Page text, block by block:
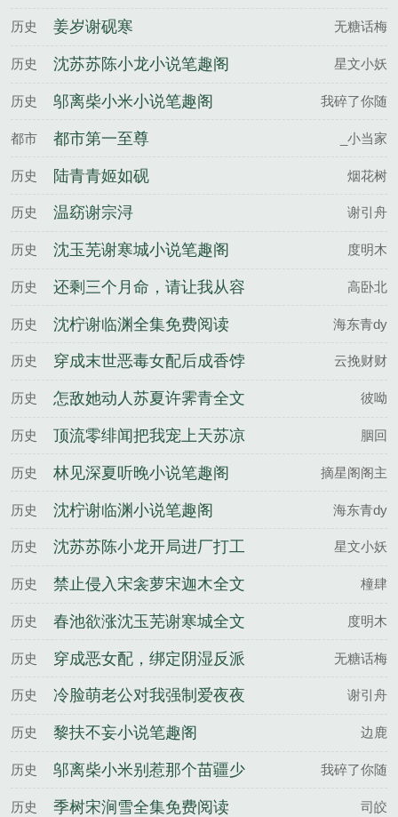
月傅云濯全文完整版
历史 姜岁谢砚寒 无糖话梅
历史 沈苏苏陈小龙小说笔趣阁 星文小妖
历史 邬离柴小米小说笔趣阁 我碎了你随
都市 都市第一至尊 _小当家
历史 陆青青姬如砚 烟花树
历史 温窈谢宗浔 谢引舟
历史 沈玉芜谢寒城小说笔趣阁 度明木
历史
还剩三个月命，请让我从容
赴死庄子昂苏雨蝶全文完整
版
高卧北
历史 沈柠谢临渊全集免费阅读 海东青dy
历史
穿成末世恶毒女配后成香饽
饽了姜云檀沈鹤归全文完整
版
云挽财财
历史
怎敌她动人苏夏许霁青全文
完整版
彼呦
历史
顶流零绯闻把我宠上天苏凉
楚南佑全文完整版
胭回
历史 林见深夏听晚小说笔趣阁 摘星阁阁主
历史 沈柠谢临渊小说笔趣阁 海东青dy
历史
沈苏苏陈小龙开局进厂打工
搅动莞城风云百度云
星文小妖
历史
禁止侵入宋衾萝宋迦木全文
完整版
橦肆
历史
春池欲涨沈玉芜谢寒城全文
完整版
度明木
历史
穿成恶女配，绑定阴湿反派
黑化前姜岁谢砚寒全文完整
版
无糖话梅
历史
冷脸萌老公对我强制爱夜夜
失控温窈谢宗浔全文完整版
谢引舟
历史 黎扶不妄小说笔趣阁 边鹿
历史
邬离柴小米别惹那个苗疆少
年，他病娇又变态百度云
我碎了你随
历史 季树宋涧雪全集免费阅读 司皎